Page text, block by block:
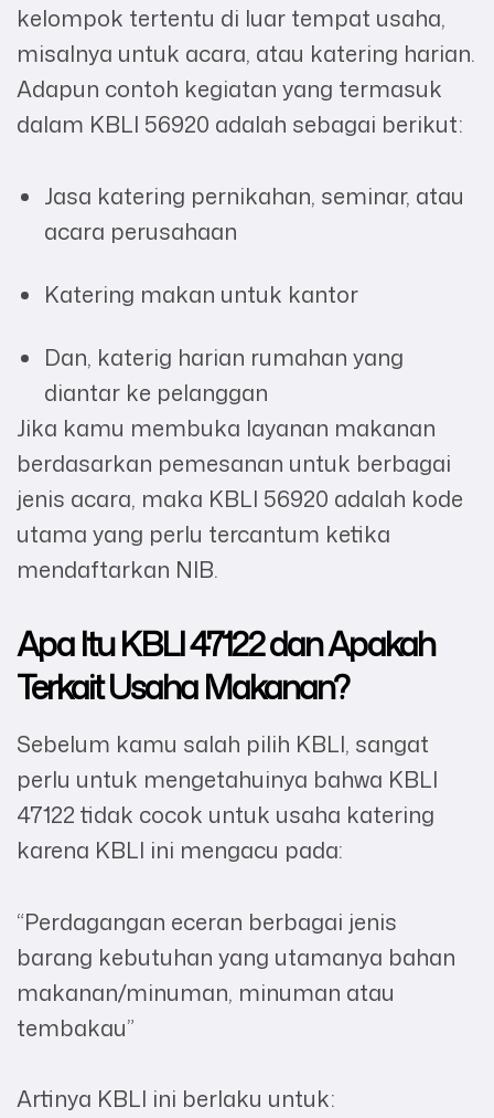
kelompok tertentu di luar tempat usaha,
misalnya untuk acara, atau katering harian.
Adapun contoh kegiatan yang termasuk
dalam KBLI 56920 adalah sebagai berikut:
Jasa katering pernikahan, seminar, atau
acara perusahaan
Katering makan untuk kantor
Dan, katerig harian rumahan yang
diantar ke pelanggan
Jika kamu membuka layanan makanan
berdasarkan pemesanan untuk berbagai
jenis acara, maka KBLI 56920 adalah kode
utama yang perlu tercantum ketika
mendaftarkan NIB.
Apa Itu KBLI 47122 dan Apakah
Terkait Usaha Makanan?
Sebelum kamu salah pilih KBLI, sangat
perlu untuk mengetahuinya bahwa KBLI
47122 tidak cocok untuk usaha katering
karena KBLI ini mengacu pada:
“Perdagangan eceran berbagai jenis
barang kebutuhan yang utamanya bahan
makanan/minuman, minuman atau
tembakau”
Artinya KBLI ini berlaku untuk: